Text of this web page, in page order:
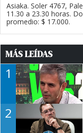
Asiaka. Soler 4767,
11.30 a 23.30 horas.
promedio: $ 17.000.
MÁS LEÍDAS
1
2